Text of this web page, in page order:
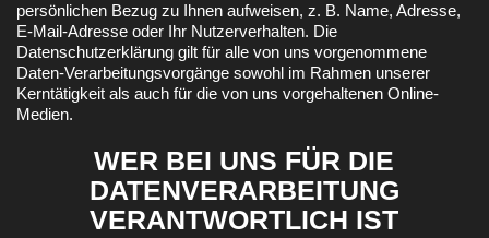
persönlichen Bezug zu Ihnen aufweisen, z. B. Name, Adresse,
E-Mail-Adresse oder Ihr Nutzerverhalten. Die
Datenschutzerklärung gilt für alle von uns vorgenommene
Daten-Verarbeitungsvorgänge sowohl im Rahmen unserer
Kerntätigkeit als auch für die von uns vorgehaltenen Online-
Medien.
WER BEI UNS FÜR DIE
DATENVERARBEITUNG
VERANTWORTLICH IST